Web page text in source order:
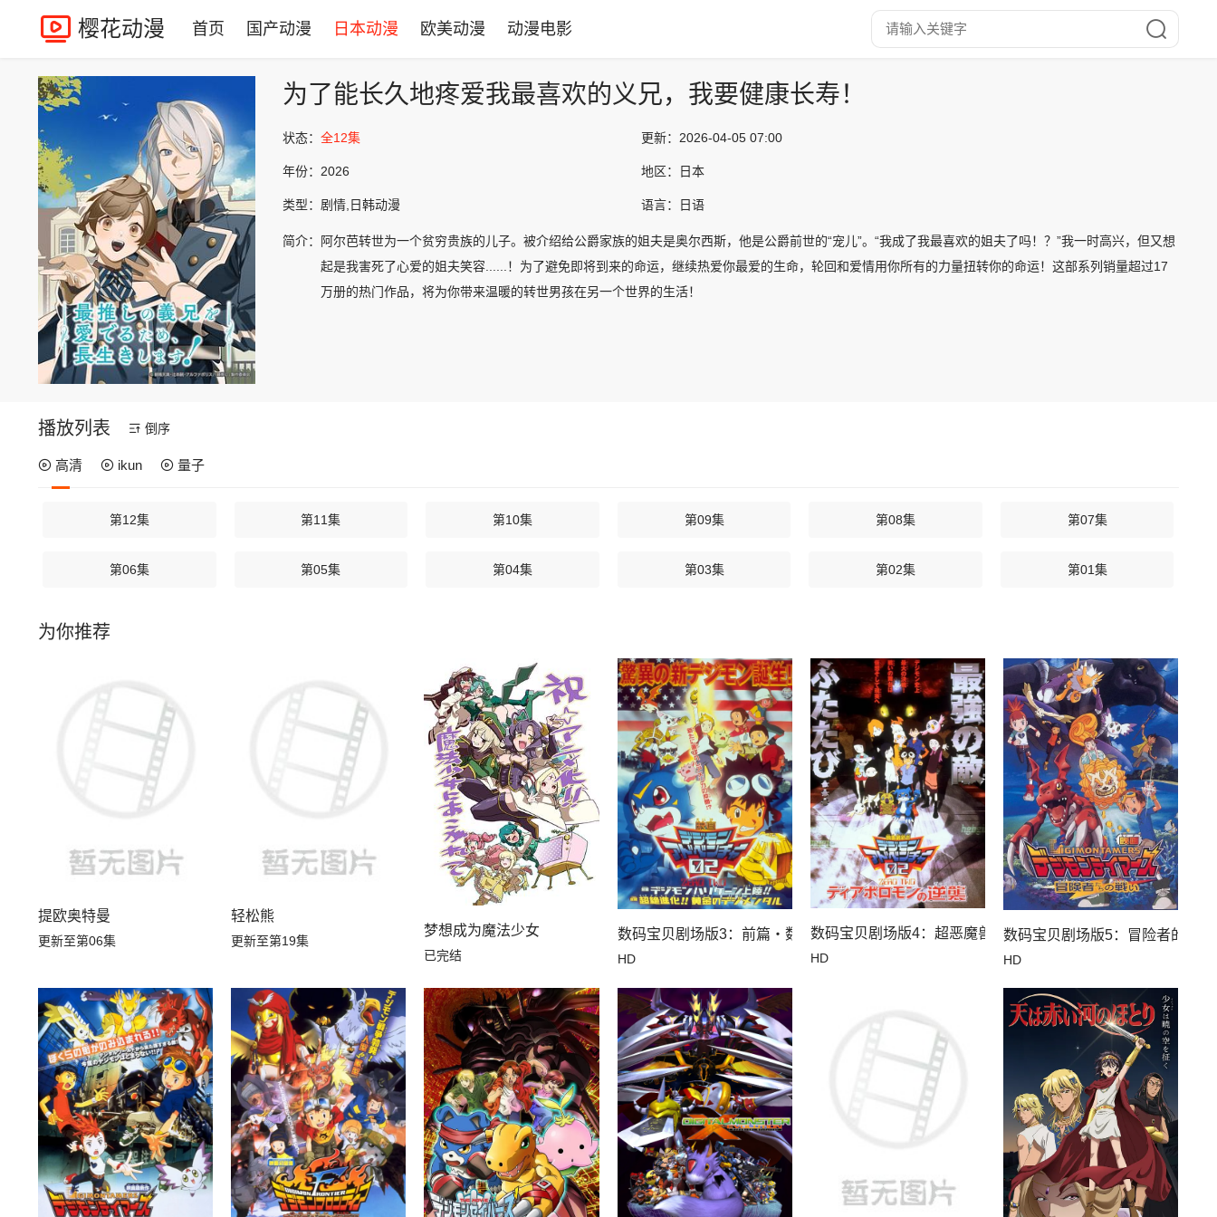
樱花动漫 首页 国产动漫 日本动漫 欧美动漫 动漫电影
为了能长久地疼爱我最喜欢的义兄，我要健康长寿！
状态： 全12集 更新： 2026-04-05 07:00
年份： 2026 地区： 日本
类型： 剧情,日韩动漫 语言： 日语
简介：
阿尔芭转世为一个贫穷贵族的儿子。被介绍给公爵家族的姐夫是奥尔西斯，他是公爵前世的“宠儿”。“我成了我最喜欢的姐夫了吗！？”我一时高兴，但又想
起是我害死了心爱的姐夫笑容......！为了避免即将到来的命运，继续热爱你最爱的生命，轮回和爱情用你所有的力量扭转你的命运！这部系列销量超过17
万册的热门作品，将为你带来温暖的转世男孩在另一个世界的生活！
播放列表 倒序
高清 ikun 量子
第12集 第11集 第10集 第09集 第08集 第07集
第06集 第05集 第04集 第03集 第02集 第01集
为你推荐
提欧奥特曼
更新至第06集
轻松熊
更新至第19集
梦想成为魔法少女
已完结
数码宝贝剧场版3：前篇・数码兽飓风登陆！！后篇・超绝进化！
HD
数码宝贝剧场版4：超恶魔兽的反击
HD
数码宝贝剧场版5：冒险者的战斗
HD